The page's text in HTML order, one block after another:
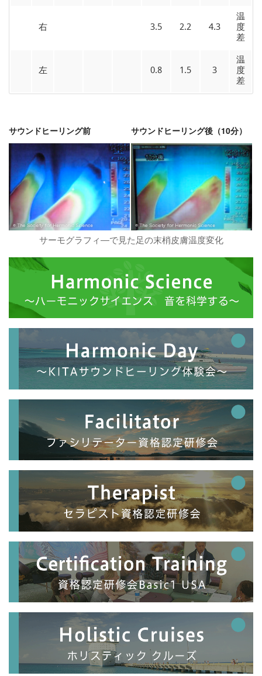
右 3.5 2.2 4.3
温
度
差
左 0.8 1.5 3
温
度
差
サウンドヒーリング前 サウンドヒーリング後（10分）
サーモグラフィ―で見た足の末梢皮膚温度変化